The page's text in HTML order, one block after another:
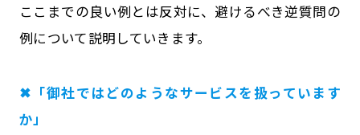
ここまでの良い例とは反対に、避けるべき逆質問の
例について説明していきます。
✖「御社ではどのようなサービスを扱っています
か」